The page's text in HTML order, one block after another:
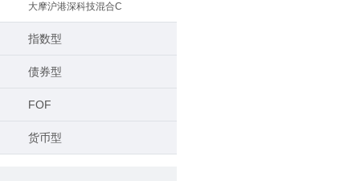
大摩沪港深科技混合C
指数型
债券型
FOF
货币型